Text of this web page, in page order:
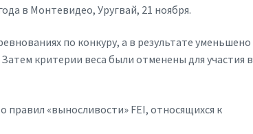
в Монтевидео, Уругвай, 21 ноября.
по конкуру, а в результате уменьшено
Затем критерии веса были отменены для участия в
правил «выносливости» FEI, относящихся к